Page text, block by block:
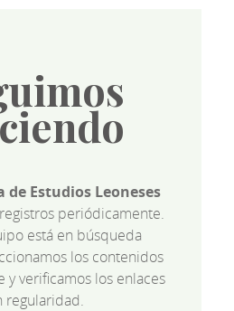
Estudios Leoneses
periódicamente.
está en búsqueda
los contenidos
y verificamos los enlaces
regularidad.